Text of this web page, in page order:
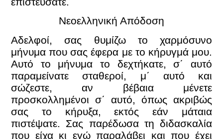
Νεοελληνική Απόδοση
Αδελφοί, σας θυμίζω το χαρμόσυνο
μήνυμα που σας έφερα με το κήρυγμά μου.
Αυτό το μήνυμα το δεχτήκατε, σ΄ αυτό
παραμείνατε σταθεροί, μ΄ αυτό και
σώζεστε, αν βέβαια μένετε
προσκολλημένοι σ΄ αυτό, όπως ακριβώς
σας το κήρυξα, εκτός εάν μάταια
πιστέψατε. Σας παρέδωσα τη διδασκαλία
που είχα κι εγώ παραλάβει και που έχει